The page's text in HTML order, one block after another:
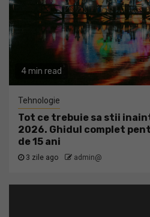
4 min read
Tehnologie
Tot ce trebuie sa stii
2026. Ghidul complet
de 15 ani
3 zile ago admin@